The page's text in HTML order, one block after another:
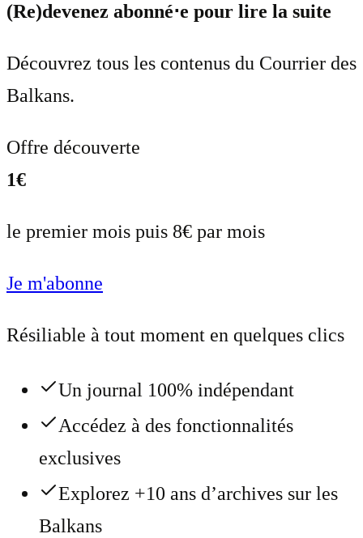
(Re)devenez abonné⋅e pour lire la suite
Découvrez tous les contenus du Courrier des
Balkans.
Offre découverte
1€
le premier mois puis 8€ par mois
Je m'abonne
Résiliable à tout moment en quelques clics
Un journal 100% indépendant
Accédez à des fonctionnalités
exclusives
Explorez +10 ans d’archives sur les
Balkans